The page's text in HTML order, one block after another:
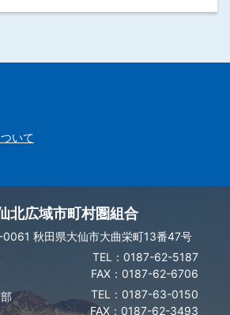
いて
北広域市町村圏組合
秋田県大仙市大曲栄町13番47号
0187-62-5187
FAX：0187-62-6706
0187-63-0150
FAX：0187-62-3493